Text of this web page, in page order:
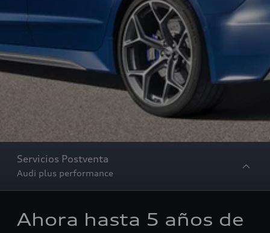
Servicios Postventa
Audi plus performance
Ahora hasta 5 años de